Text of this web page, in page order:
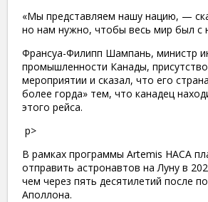
​«Мы представляем нашу нацию, —
но нам нужно, чтобы весь мир был с
​Франсуа-Филипп Шампань, министр
промышленности Канады,
мероприятии и сказал, что его
более горда» тем, что канадец
этого рейса.
​ p>
​В рамках программы Artemis НАСА
отправить астронавтов на Луну в
чем через пять десятилетий после
Аполлона.